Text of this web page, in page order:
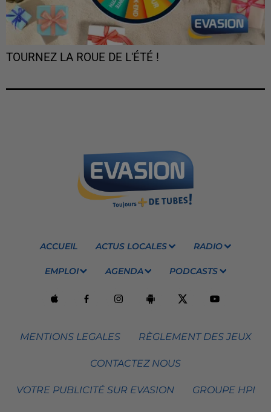
TOURNEZ LA ROUE DE L'ÉTÉ !
ACCUEIL ACTUS LOCALES RADIO
EMPLOI AGENDA PODCASTS
MENTIONS LEGALES RÈGLEMENT DES JEUX
CONTACTEZ NOUS
VOTRE PUBLICITÉ SUR EVASION GROUPE HPI